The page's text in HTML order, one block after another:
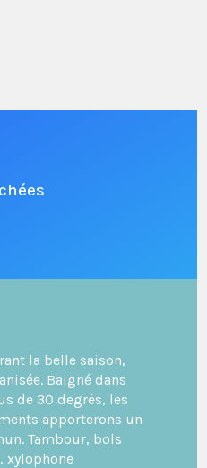
la belle saison,
Baigné dans
de 30 degrés, les
apporterons un
Tambour, bols
xylophone